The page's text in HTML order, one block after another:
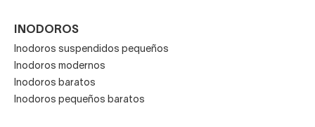
INODOROS
Inodoros suspendidos pequeños
Inodoros modernos
Inodoros baratos
Inodoros pequeños baratos